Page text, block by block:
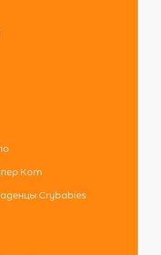
Кот
Crybabies